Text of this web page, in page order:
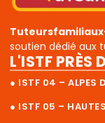
soutien dédié aux
L'ISTF PRÈS
● ISTF 04 – ALPES
● ISTF 05 –